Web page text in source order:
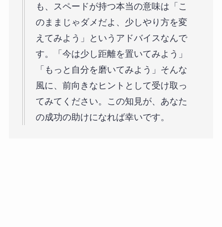
も、スペードが持つ本当の意味は「こ
のままじゃダメだよ、少しやり方を変
えてみよう」というアドバイスなんで
す。「今は少し距離を置いてみよう」
「もっと自分を磨いてみよう」そんな
風に、前向きなヒントとして受け取っ
てみてください。この知見が、あなた
の成功の助けになれば幸いです。